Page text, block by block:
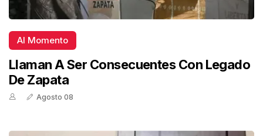
Al Momento
Llaman A Ser Consecuentes Con Legado
De Zapata
Agosto 08